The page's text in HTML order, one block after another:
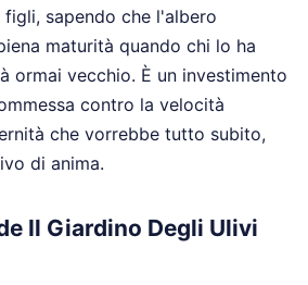
sapendo che l'albero
maturità quando chi lo ha
ormai vecchio. È un investimento
contro la velocità
che vorrebbe tutto subito,
di anima.
Il Giardino Degli Ulivi